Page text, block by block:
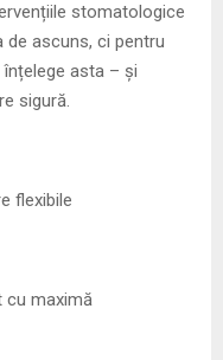
stomatologice
de ascuns, ci pentru
asta – și
sigură.
flexibile
cu maximă